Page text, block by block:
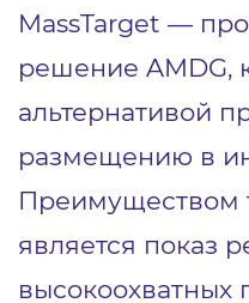
MassTarget ―
решение AMDG,
альтернативой
размещению в
Преимуществом
является показ